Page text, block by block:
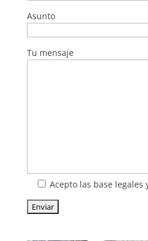
Asunto
Tu mensaje
Acepto las base